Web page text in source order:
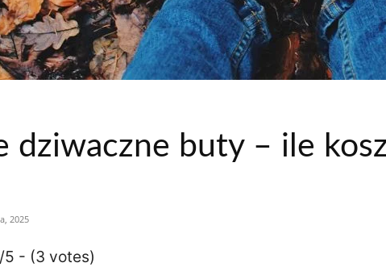
dziwaczne buty – ile
2025
5 - (3 votes)